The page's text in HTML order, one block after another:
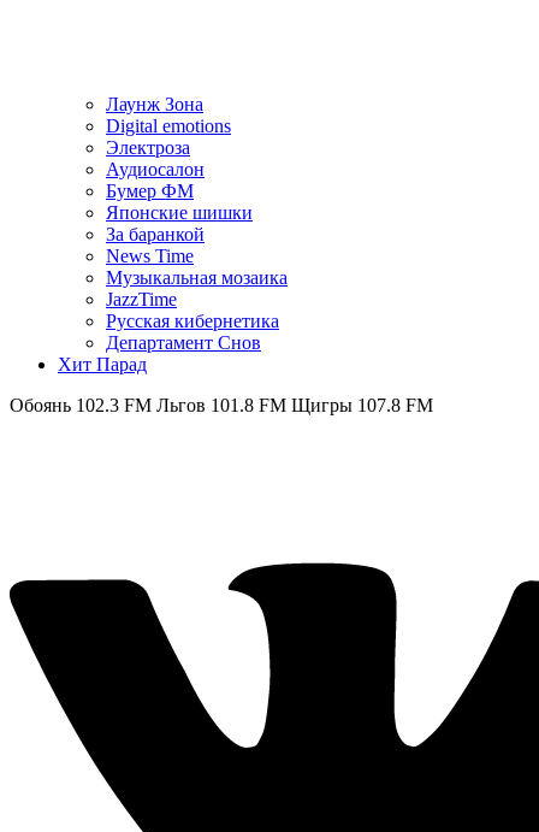
Лаунж Зона
Digital emotions
Электроза
Аудиосалон
Бумер ФМ
Японскиe шишки
За баранкой
News Time
Музыкальная мозаика
JazzTime
Русская кибернетика
Департамент Снов
Хит Парад
FM Льгов 101.8 FM Щигры 107.8 FM